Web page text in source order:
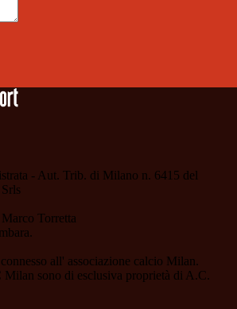
- Aut. Trib. di Milano n. 6415 del
Torretta
all' associazione calcio Milan.
sono di esclusiva proprietà di A.C.